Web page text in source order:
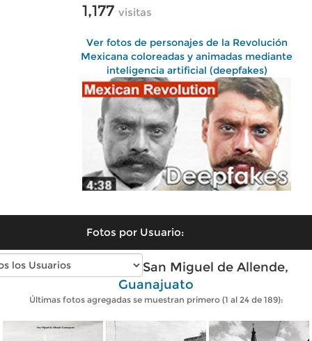
1,177 visitas
Ver fotos de personajes de la Revolución
Mexicana coloreadas y animadas mediante
inteligencia artificial (deepfakes)
Fotos por Usuario:
Fotos antiguas de San Miguel de Allende,
Guanajuato
Últimas fotos agregadas se muestran primero (1 al 24 de 189):